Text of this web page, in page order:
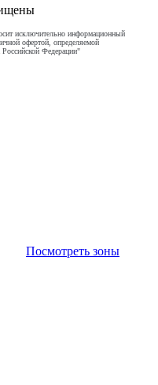
исключительно информационный
офертой, определяемой
Федерации"
Посмотреть зоны